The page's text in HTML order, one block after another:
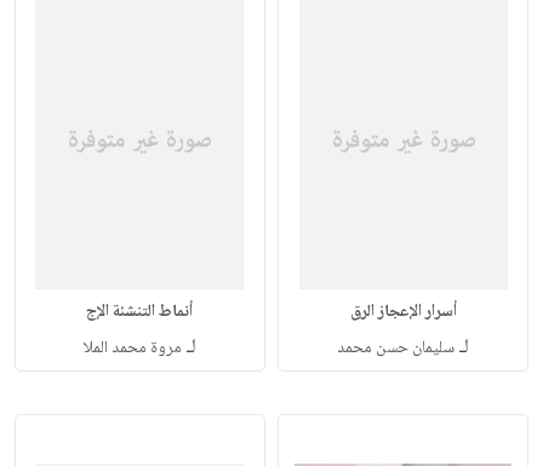
أسرار الإعجاز الرق
لـسليمان حسن محمد
أنماط التنشئة الإج
لـ مروة محمد الملا